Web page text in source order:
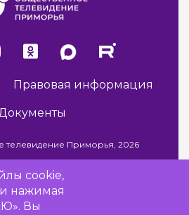
Правовая информация
Приморья, 2026
сайта -Vladweb
cookie,
и нажимая
Вы